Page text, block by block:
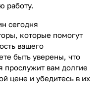
работу.
сегодня
которые помогут
вашего
быть уверены, что
прослужит вам долгие
цене и убедитесь в их